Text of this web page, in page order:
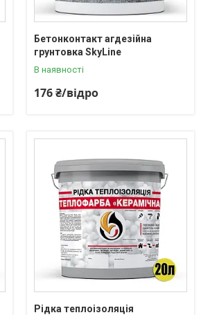
Бетонконтакт агдезійна
грунтовка SkyLine
В наявності
176 ₴/відро
Рідка теплоізоляція